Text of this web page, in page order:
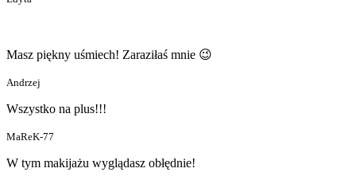
Masz piękny uśmiech! Zaraziłaś mnie 😉
Andrzej
Wszystko na plus!!!
MaReK-77
W tym makijażu wyglądasz obłędnie!